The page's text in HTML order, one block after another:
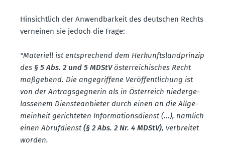
Hinsichtlich der Anwend­barkeit des deutschen Rechts
verneinen sie jedoch die Frage:
"Materiell ist entspre­chend dem Herkunfts­land­prinzip
des § 5 Abs. 2 und 5 MDStVöster­rei­chi­sches Recht
maßgebend. Die angegriffene Veröf­fent­li­chung ist
von der Antrags­geg­nerin als in Öster­reich nieder­ge­
las­senem Diens­te­an­bieter durch einen an die Allge­
meinheit gerich­teten Infor­ma­ti­ons­dienst (...), nämlich
einen Abruf­dienst(§ 2 Abs. 2 Nr. 4 MDStV), verbreitet
worden.